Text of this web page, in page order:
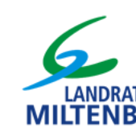
Johanniter